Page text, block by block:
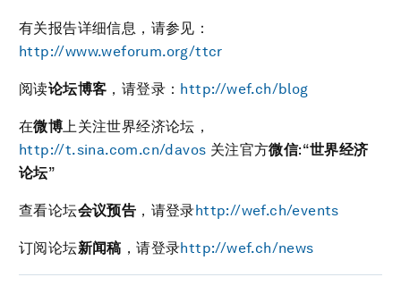
有关报告详细信息，请参见：
http://www.weforum.org/ttcr
阅读论坛博客 ，请登录： http://wef.ch/blog
在微博上关注世界经济论坛，
http://t.sina.com.cn/davos 关注官方微信:“世界经济
论坛”
查看论坛会议预告 ，请登录http://wef.ch/events
订阅论坛新闻稿 ，请登录http://wef.ch/news